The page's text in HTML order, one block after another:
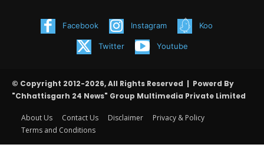
Facebook Instagram Koo
Twitter Youtube
© Copyright 2012-2026, All Rights Reserved | Powerd By
"Chhattisgarh 24 News" Group Multimedia Private Limited
About Us Contact Us Disclaimer
Privacy & Policy
Terms and Conditions